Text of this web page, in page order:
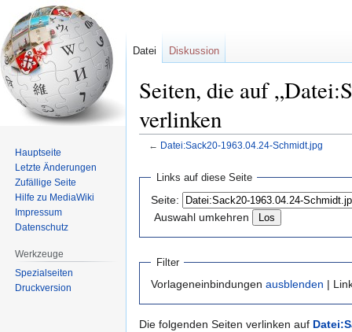
Seiten, die auf
verlinken
← Datei:Sack20-1963.04.24-Schmidt.jpg
Navigation
springen
springen
Links auf diese Seite
Seite:
Auswahl umkehren
Filter
Vorlageneinbindungen ausblenden |
Die folgenden Seiten verlinken auf
Datei Diskussion
Hauptseite
Letzte Änderungen
Zufällige Seite
Hilfe zu MediaWiki
Impressum
Datenschutz
Werkzeuge
Spezialseiten
Druckversion